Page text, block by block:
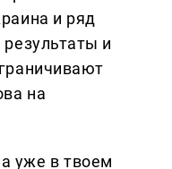
и ряд
и
на
уже в твоем